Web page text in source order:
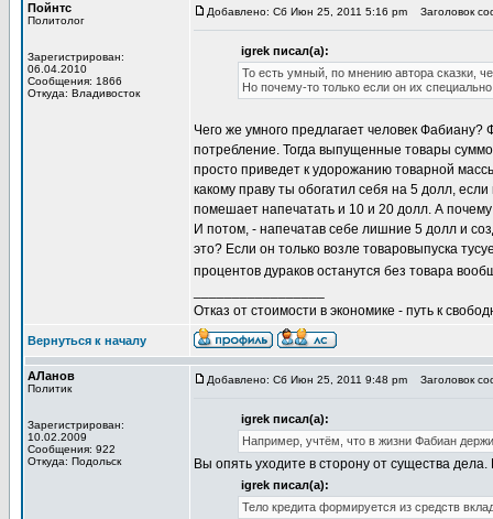
Пойнтс
Политолог
Зарегистрирован:
06.04.2010
Сообщения: 1866
Откуда: Владивосток
Добавлено: Сб Июн 25, 2011 5:16 pm Заголовок
igrek писал(а):
То есть умный, по мнению автора сказки,
Но почему-то только если он их
Чего же умного предлагает человек Фабиану?
потребление. Тогда выпущенные товары
просто приведет к удорожанию товарной
какому праву ты обогатил себя на 5 долл,
помешает напечатать и 10 и 20 долл. А
И потом, - напечатав себе лишние 5 долл и
это? Если он только возле товаровыпуска
процентов дураков останутся без товара
Отказ от стоимости в экономике - путь к
Вернуться к началу
АЛанов
Политик
Зарегистрирован:
10.02.2009
Сообщения: 922
Откуда: Подольск
Добавлено: Сб Июн 25, 2011 9:48 pm Заголовок
igrek писал(а):
Например, учтём, что в жизни Фабиан
Вы опять уходите в сторону от существа
igrek писал(а):
Тело кредита формируется из средств